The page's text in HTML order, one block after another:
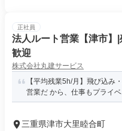
正社員
法人ルート営業【津市】
歓迎
株式会社丸建サービス
【平均残業5h/月】飛び込み
営業だ から、仕事もプライ
三重県津市大里睦合町